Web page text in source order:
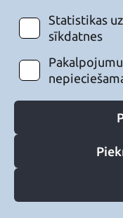
Statistikas
sīkdatnes